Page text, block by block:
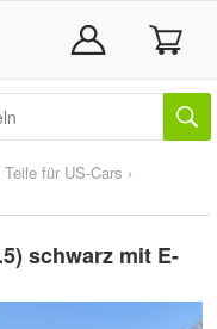
Teile für US-Cars ›
schwarz mit E-